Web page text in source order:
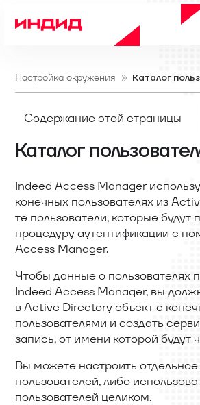
Настройка окружения Каталог
Содержание этой страницы
Каталог
Indeed Access Manager
конечных пользователях из
те пользователи, которые будут
процедуру аутентификации с
Access Manager.
Чтобы данные о пользователях
Indeed Access Manager, вы
в Active Directory объект с
пользователями и создать
запись, от имени которой будут
Вы можете настроить
пользователей, либо
пользователей целиком.